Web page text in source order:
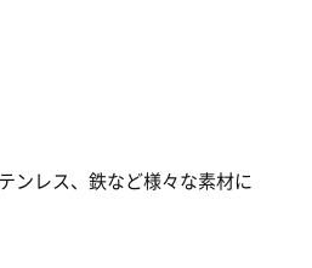
ンレス、鉄など様々な素材に